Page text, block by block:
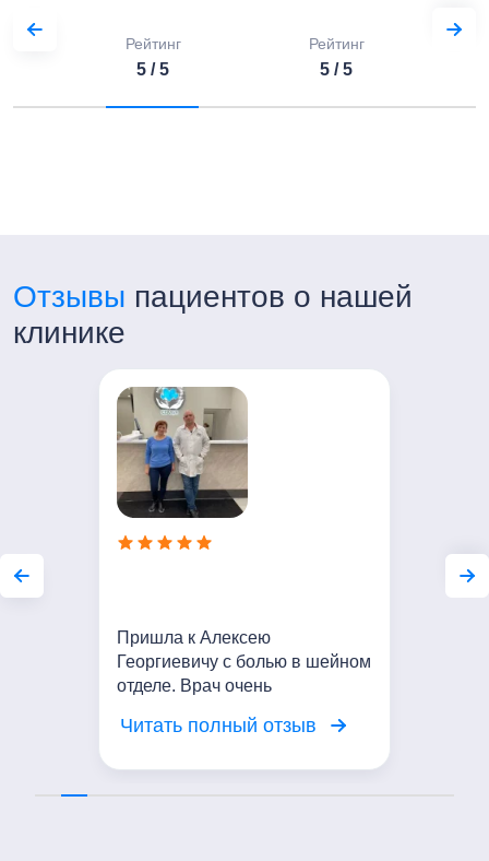
Рейтинг
5 / 5
Рейтинг
5 / 5
Отзывы пациентов о нашей
клинике
Пришла к Алексею
Георгиевичу с болью в шейном
отделе. Врач очень
жалобы, провел осмотр.
Читать полный отзыв